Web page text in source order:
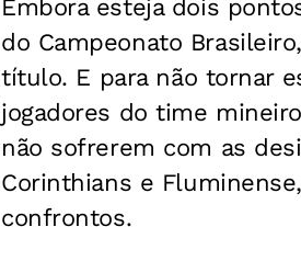
Embora esteja dois
do Campeonato
título. E para não tornar
jogadores do time
não sofrerem com as
Corinthians e
confrontos.